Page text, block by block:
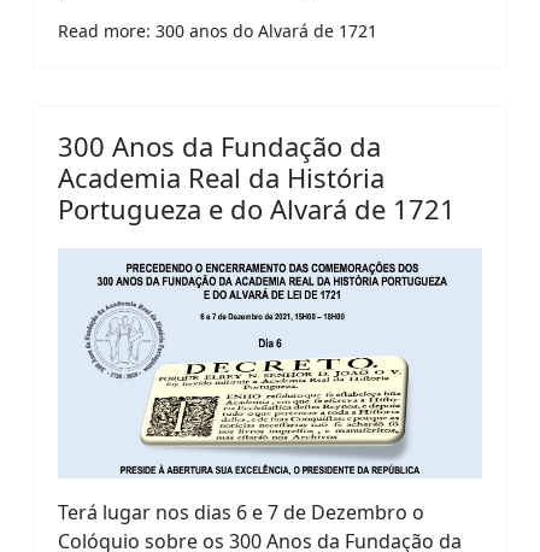
Read more: 300 anos do Alvará de 1721
300 Anos da Fundação da
Academia Real da História
Portugueza e do Alvará de 1721
Terá lugar nos dias 6 e 7 de Dezembro o
Colóquio sobre os 300 Anos da Fundação da